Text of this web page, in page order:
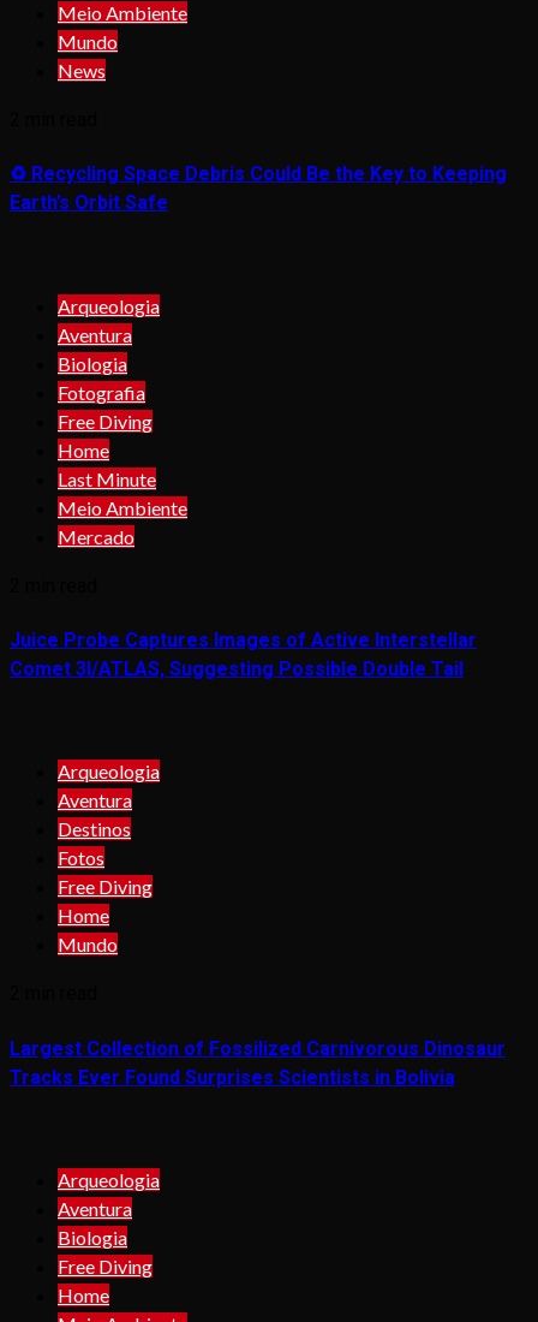
Meio Ambiente
Mundo
News
♻️ Recycling Space Debris Could Be the Key to Keeping
Earth’s Orbit Safe
Arqueologia
Aventura
Biologia
Fotografia
Free Diving
Home
Last Minute
Meio Ambiente
Mercado
Juice Probe Captures Images of Active Interstellar
Comet 3I/ATLAS, Suggesting Possible Double Tail
Arqueologia
Aventura
Destinos
Fotos
Free Diving
Home
Mundo
Largest Collection of Fossilized Carnivorous Dinosaur
Tracks Ever Found Surprises Scientists in Bolivia
Arqueologia
Aventura
Biologia
Free Diving
Home